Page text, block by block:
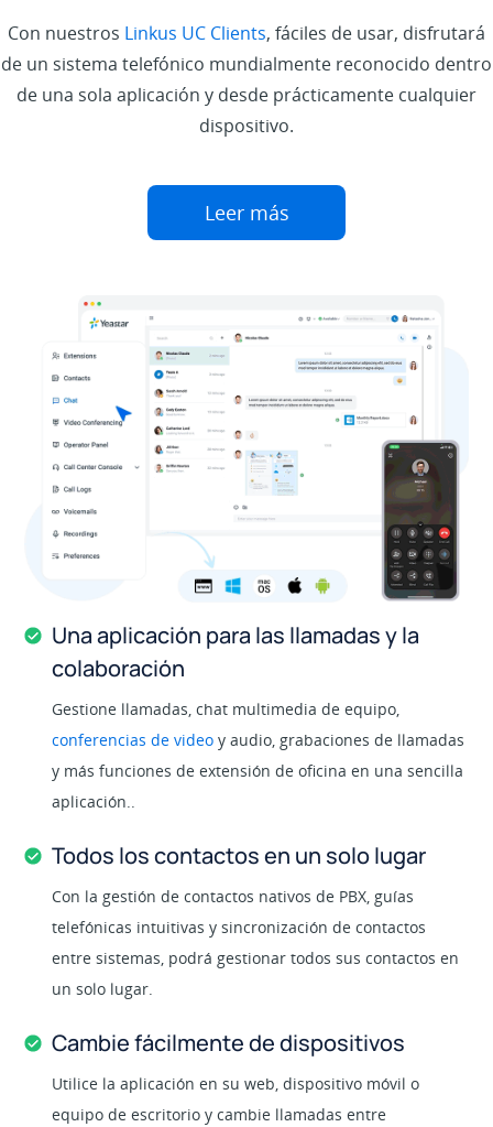
Con nuestros Linkus UC Clients, fáciles de usar, disfrutará
de un sistema telefónico mundialmente reconocido dentro
de una sola aplicación y desde prácticamente cualquier
dispositivo.
Leer más
Una aplicación para las llamadas y la
colaboración
Gestione llamadas, chat multimedia de equipo,
conferencias de video y audio, grabaciones de llamadas
y más funciones de extensión de oficina en una sencilla
aplicación..
Todos los contactos en un solo lugar
Con la gestión de contactos nativos de PBX, guías
telefónicas intuitivas y sincronización de contactos
entre sistemas, podrá gestionar todos sus contactos en
un solo lugar.
Cambie fácilmente de dispositivos
Utilice la aplicación en su web, dispositivo móvil o
equipo de escritorio y cambie llamadas entre